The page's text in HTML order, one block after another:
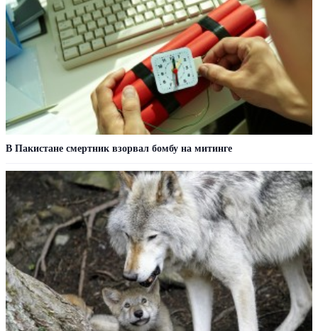
В Пакистане смертник взорвал бомбу на митинге